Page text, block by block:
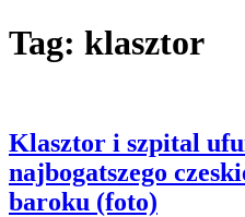
Tag: klasztor
Klasztor i szpital
najbogatszego
baroku (foto)